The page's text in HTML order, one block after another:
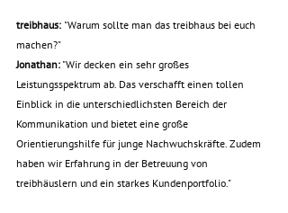
treibhaus: "Warum sollte man das treibhaus bei euch
machen?"
Jonathan: "Wir decken ein sehr großes
Leistungsspektrum ab. Das verschafft einen tollen
Einblick in die unterschiedlichsten Bereich der
Kommunikation und bietet eine große
Orientierungshilfe für junge Nachwuchskräfte. Zudem
haben wir Erfahrung in der Betreuung von
treibhäuslern und ein starkes Kundenportfolio."